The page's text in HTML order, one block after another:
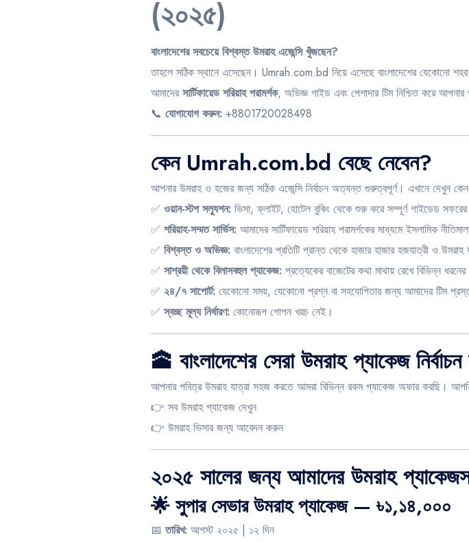
(২০২৫)
বাংলাদেশের সবচেয়ে বিশ্বস্ত উমরাহ এজেন্সি খুঁজছেন?
তাহলে সঠিক স্থানে এসেছেন। Umrah.com.bd নিয়ে এসেছে বাংলাদেশের যেকোনো
আমাদেরসার্টিফায়েড শরিয়াহ পরামর্শক, অভিজ্ঞ গাইড এবং পেশাদার টিম নিশ্চিত করে
📞 যোগাযোগ করুন: +8801720028498
কেন Umrah.com.bd বেছে নেবেন?
আপনার উমরাহ ও হজের জন্য সঠিক এজেন্সি নির্বাচন অত্যন্ত গুরুত্বপূর্ণ। এখানে দেখুন কেন
✅ ওয়ান-স্টপ সল্যুশন: ভিসা, ফ্লাইট, হোটেল বুকিং থেকে শুরু করে সম্পূর্ণ গাইডেড সফরের
✅ শরিয়াহ-সম্মত সার্ভিস: আমাদের সার্টিফায়েড শরিয়াহ পরামর্শকের মাধ্যমে ইসলামিক
✅ বিশ্বস্ত ও অভিজ্ঞ: বাংলাদেশের প্রতিটি প্রান্ত থেকে হাজার হাজার হজযাত্রী ও
✅ সাশ্রয়ী থেকে বিলাসবহুল প্যাকেজ: প্রত্যেকের বাজেটের কথা মাথায় রেখে বিভিন্ন
✅ ২৪/৭ সাপোর্ট: যেকোনো সময়, যেকোনো প্রশ্ন বা সহযোগিতার জন্য আমাদের টিম
✅স্বচ্ছ মূল্য নির্ধারণ: কোনোরূপ গোপন খরচ নেই।
🕋 বাংলাদেশের সেরা উমরাহ প্যাকেজ
আপনার পবিত্র উমরাহ যাত্রা সহজ করতে আমরা বিভিন্ন রকম প্যাকেজ অফার করছি।
👉 সব উমরাহ প্যাকেজ দেখুন
👉 উমরাহ ভিসার জন্য আবেদন করুন
২০২৫ সালের জন্য আমাদের উমরাহ
🌟 সুপার সেভার উমরাহ প্যাকেজ — ৳১,১৪,০০০
📅তারিখ: আগস্ট ২০২৫ | ১২ দিন